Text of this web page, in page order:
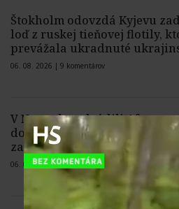
Štokholm odovzdá Kyjevu
loď z ruskej tieňovej flotily,
prevážala ukradnuté
06. 08. 2026 | 9 komentárov
V Nemecku odsúdili Afganca
doživotie za útok autom v
zabil matku s dieťaťom
06. 08. 2026 |2 komentáre